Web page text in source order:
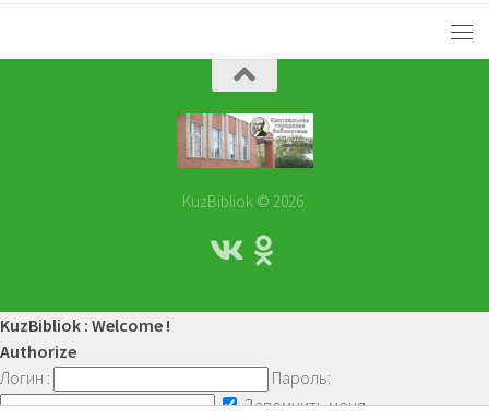
KuzBibliok © 2026.
KuzBibliok : Welcome !
Authorize
Логин :
Пароль:
Запомнить меня